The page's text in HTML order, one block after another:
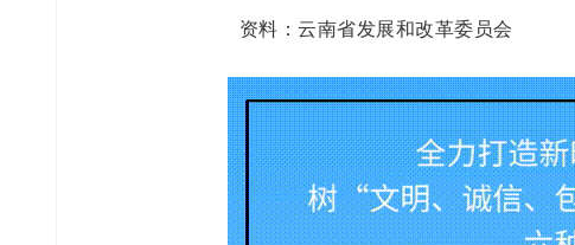
资料：云南省发展和改革委员会